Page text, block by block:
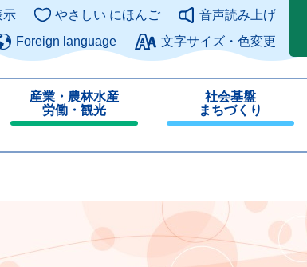
このページの本文へ
示 やさしい にほんご
音声読み上げ
Foreign language
文字サイズ・色変更
産業・農林水産
労働・観光
じ
社会基盤
まちづくり
じ